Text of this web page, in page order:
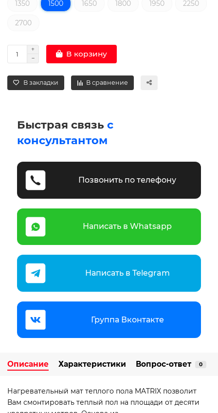
1350 1500 1650 1800 1950 2250
2700
В корзину
В закладки В сравнение
Быстрая связь с
консультантом
Позвонить по телефону
Написать в Whatsapp
Написать в Telegram
Группа Вконтакте
Описание Характеристики Вопрос-ответ 0
Нагревательный мат теплого пола MATRIX позволит
Вам смонтировать теплый пол на площади от десяти